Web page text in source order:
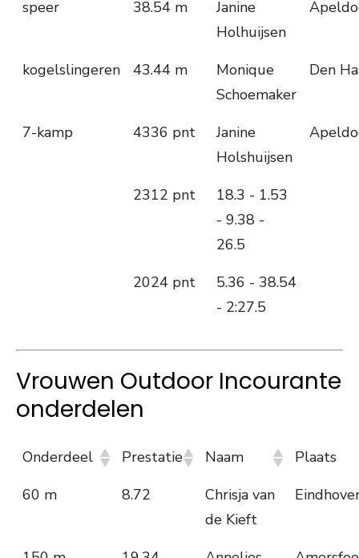
speer 38.54 m
Janine
Holhuijsen
kogelslingeren 43.44 m
Monique
Schoemaker
Den
7-kamp 4336 pnt
Janine
Holshuijsen
2312 pnt
18.3 - 1.53
- 9.38 -
26.5
2024 pnt
5.36 - 38.54
- 2:27.5
Vrouwen Outdoor Incourante
onderdelen
Onderdeel Prestatie Naam
Plaats
60 m
8.72
Chrisja van
de Kieft